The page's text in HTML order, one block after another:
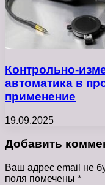
Контрольно-
автоматика в
применение
19.09.2025
Добавить
Ваш адрес email не
поля помечены *